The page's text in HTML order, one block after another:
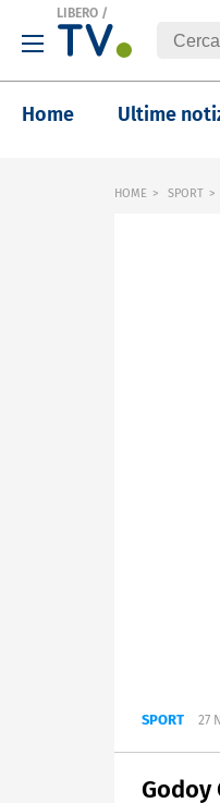
LIBERO /
Home Ultime
HOME SPORT
SPORT 27
Godoy